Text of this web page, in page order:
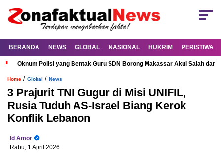
BERANDA NEWS GLOBAL NASIONAL HUKRIM PERISTIWA
Oknum Polisi yang Bentak Guru SDN Borong Makassar Akui Salah dan
Home / Global / News
3 Prajurit TNI Gugur di Misi UNIFIL,
Rusia Tuduh AS-Israel Biang Kerok
Konflik Lebanon
Id Amor
Rabu, 1 April 2026